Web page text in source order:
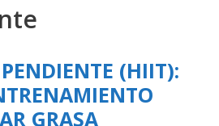
(HIIT):
GRASA